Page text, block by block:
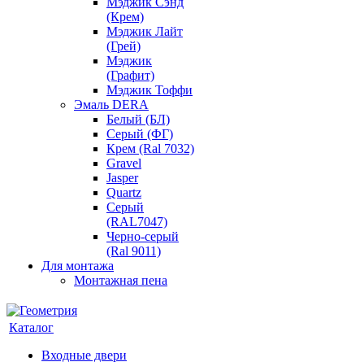
(Крем)
Мэджик Лайт
(Грей)
Мэджик
(Графит)
Мэджик Тоффи
Эмаль DERA
Белый (БЛ)
Серый (ФГ)
Крем (Ral 7032)
Gravel
Jasper
Quartz
Серый
(RAL7047)
Черно-серый
(Ral 9011)
Для монтажа
Монтажная пена
Каталог
Входные двери